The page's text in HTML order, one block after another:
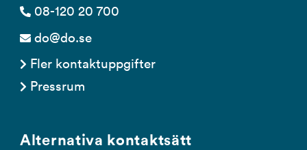
08-120 20 700
do@do.se
Fler kontaktuppgifter
Pressrum
Alternativa kontaktsätt